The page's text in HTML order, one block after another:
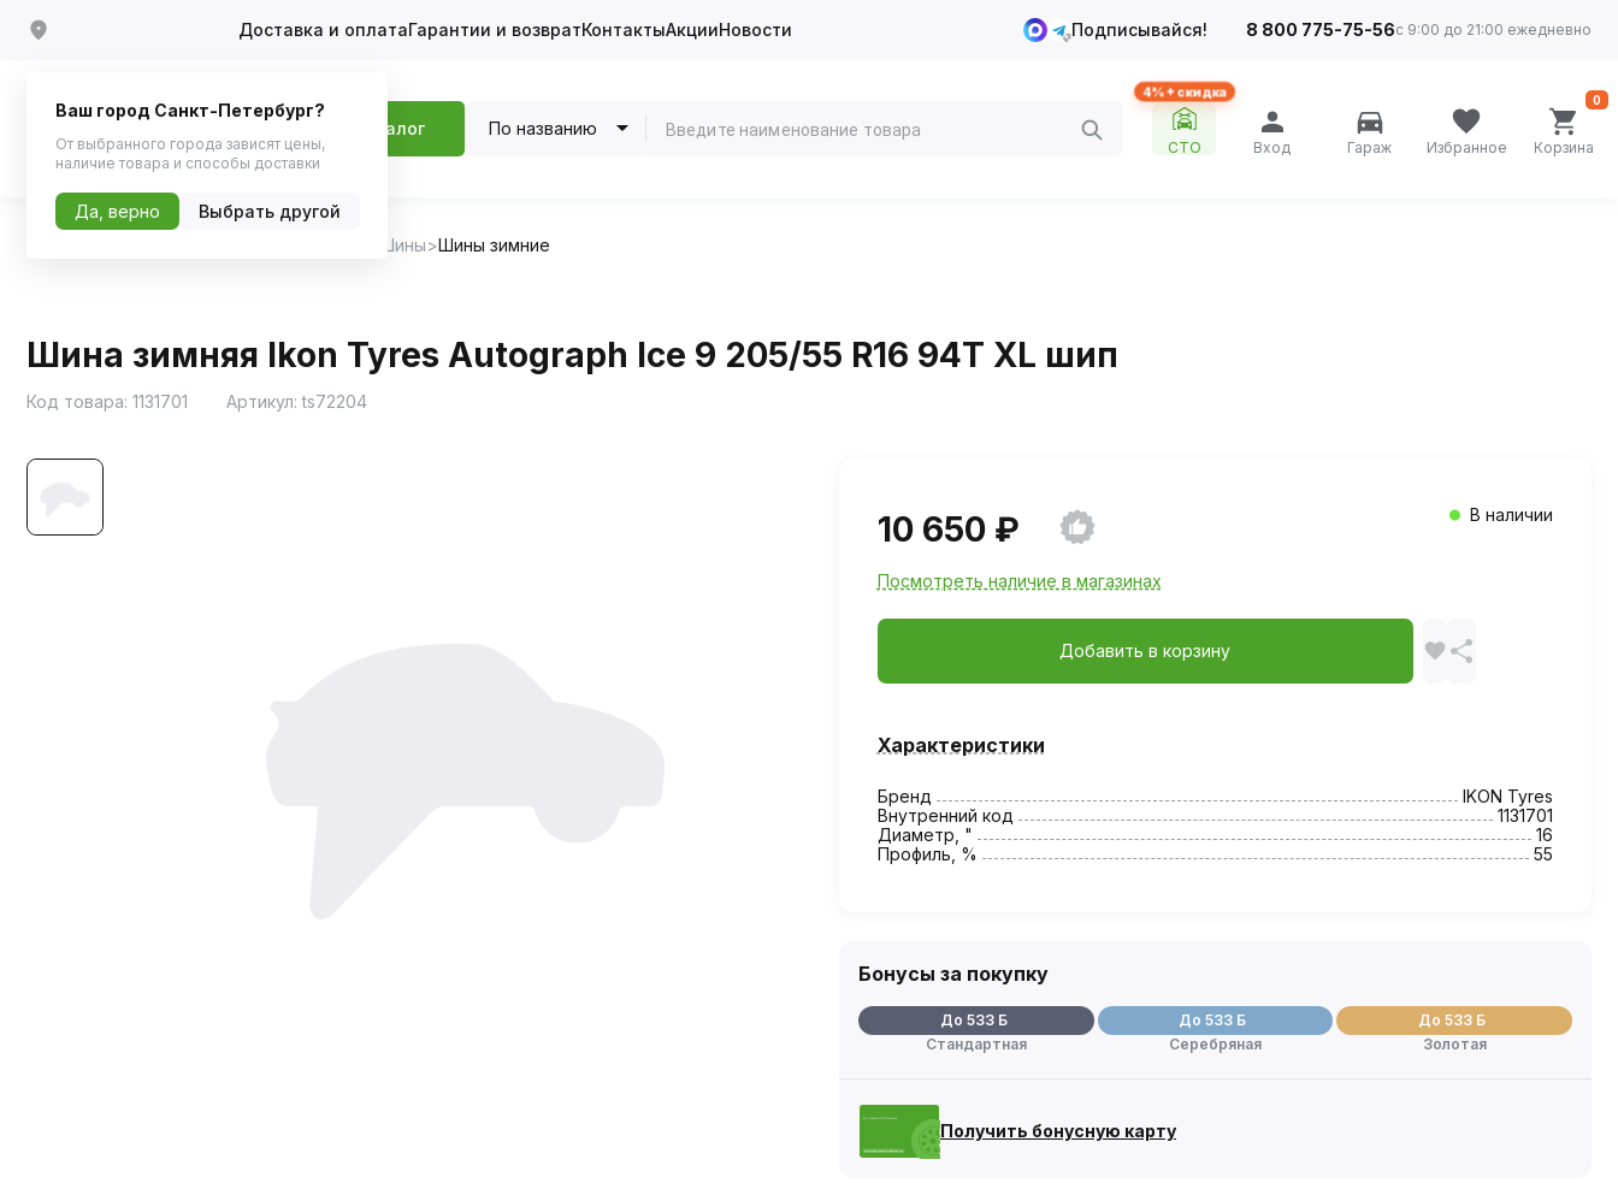
Доставка и оплатаГарантии и возвратКонтактыАкцииНовости Подписывайся! 8 800 775-75-56с 9:00 до 21:00 ежедневно
Каталог По названию
4%+ скидка
СТО Вход Гараж Избранное Корзина
0
Шины Шины зимние
Шина зимняя Ikon Tyres Autograph Ice 9 205/55 R16 94T XL шип
Код товара: 1131701 Артикул:ts72204
10 650 ₽ В наличии
Посмотреть наличие в магазинах
Добавить в корзину
Характеристики
Бренд
IKON Tyres
Внутренний код
1131701
Диаметр, "
16
Профиль, %
55
Бонусы за покупку
До 533 Б
Стандартная
До 533 Б
Серебряная
До 533 Б
Золотая
Получить бонусную карту
Ваш город Санкт-Петербург?
От выбранного города зависят цены,
наличие товара и способы доставки
Да, верно Выбрать другой